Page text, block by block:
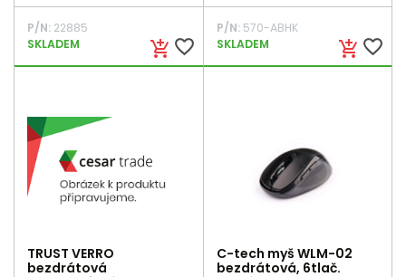
add_shopping_cart favorite_border
P/N: 22885
SKLADEM
add_shopping_cart favorite_border
P/N:570-ABHK
SKLADEM
TRUST VERRO
bezdrátová
C-tech myš WLM-02
bezdrátová, 6tlač.